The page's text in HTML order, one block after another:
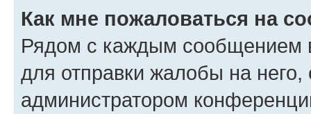
Как мне пожаловаться на
Рядом с каждым сообщением
для отправки жалобы на
администратором